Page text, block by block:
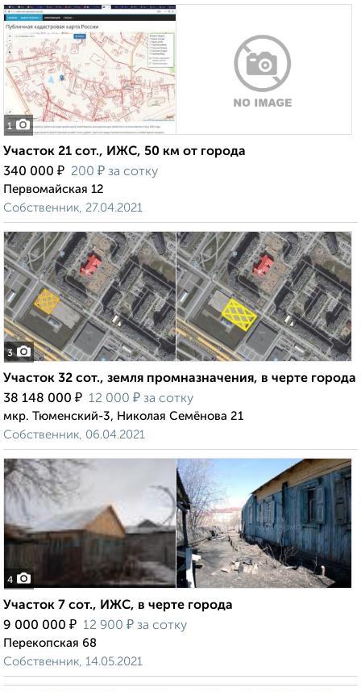
1
Участок 21 сот., ИЖС, 50 км от города
340 000 ₽ 200 ₽ за сотку
Первомайская 12
Собственник, 27.04.2021
3
Участок 32 сот., земля промназначения, в черте города
38 148 000 ₽ 12 000 ₽ за сотку
мкр. Тюменский-3, Николая Семёнова 21
Собственник, 06.04.2021
4
Участок 7 сот., ИЖС, в черте города
9 000 000 ₽ 12 900 ₽ за сотку
Перекопская 68
Собственник, 14.05.2021